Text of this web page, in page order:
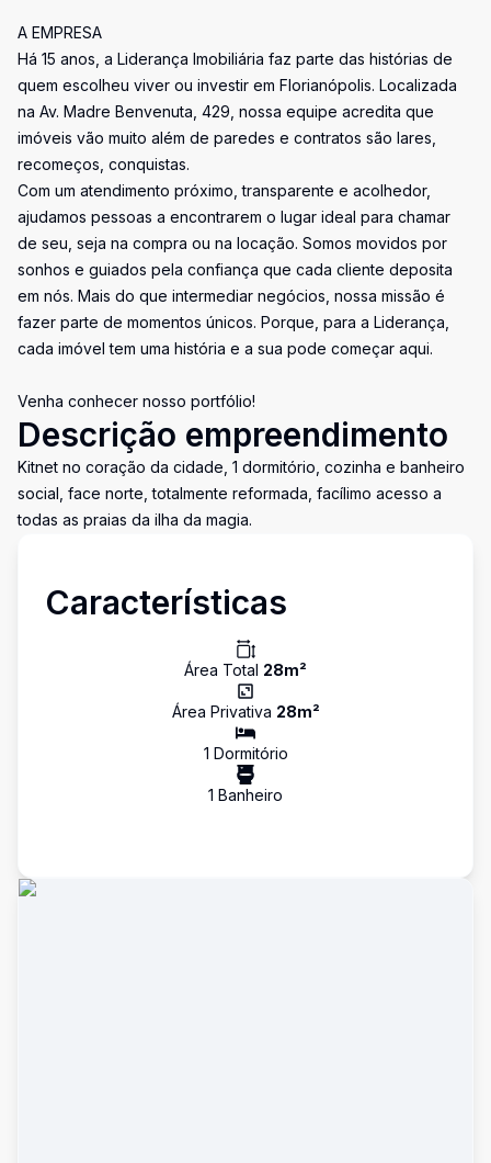
A EMPRESA
Há 15 anos, a Liderança Imobiliária faz parte das histórias de
quem escolheu viver ou investir em Florianópolis. Localizada
na Av. Madre Benvenuta, 429, nossa equipe acredita que
imóveis vão muito além de paredes e contratos são lares,
recomeços, conquistas.
Com um atendimento próximo, transparente e acolhedor,
ajudamos pessoas a encontrarem o lugar ideal para chamar
de seu, seja na compra ou na locação. Somos movidos por
sonhos e guiados pela confiança que cada cliente deposita
em nós. Mais do que intermediar negócios, nossa missão é
fazer parte de momentos únicos. Porque, para a Liderança,
cada imóvel tem uma história e a sua pode começar aqui.
Venha conhecer nosso portfólio!
Descrição empreendimento
Kitnet no coração da cidade, 1 dormitório, cozinha e banheiro
social, face norte, totalmente reformada, facílimo acesso a
todas as praias da ilha da magia.
Características
Área Total 28m²
Área Privativa 28m²
1 Dormitório
1 Banheiro